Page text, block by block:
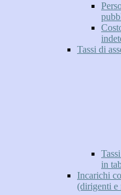
Tassi di
in
Incarichi
(dirigenti e